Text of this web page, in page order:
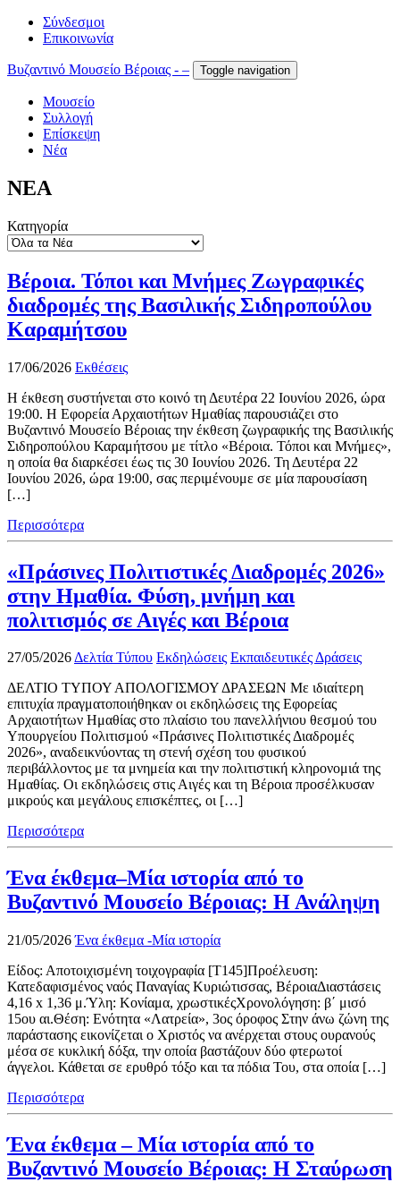
Σύνδεσμοι
Επικοινωνία
Βυζαντινό Μουσείο Βέροιας - – Toggle navigation
Μουσείο
Συλλογή
Επίσκεψη
Νέα
ΝΕΑ
Κατηγορία
Βέροια. Τόποι και Μνήμες Ζωγραφικές
διαδρομές της Βασιλικής Σιδηροπούλου
Καραμήτσου
17/06/2026 Εκθέσεις
Η έκθεση συστήνεται στο κοινό τη Δευτέρα 22 Ιουνίου 2026, ώρα
19:00. Η Εφορεία Αρχαιοτήτων Ημαθίας παρουσιάζει στο
Βυζαντινό Μουσείο Βέροιας την έκθεση ζωγραφικής της Βασιλικής
Σιδηροπούλου Καραμήτσου με τίτλο «Βέροια. Τόποι και Μνήμες»,
η οποία θα διαρκέσει έως τις 30 Ιουνίου 2026. Τη Δευτέρα 22
Ιουνίου 2026, ώρα 19:00, σας περιμένουμε σε μία παρουσίαση
[…]
Περισσότερα
«Πράσινες Πολιτιστικές Διαδρομές 2026»
στην Ημαθία. Φύση, μνήμη και
πολιτισμός σε Αιγές και Βέροια
27/05/2026Δελτία Τύπου Εκδηλώσεις Εκπαιδευτικές Δράσεις
ΔΕΛΤΙΟ ΤΥΠΟΥ ΑΠΟΛΟΓΙΣΜΟΥ ΔΡΑΣΕΩΝ Με ιδιαίτερη
επιτυχία πραγματοποιήθηκαν οι εκδηλώσεις της Εφορείας
Αρχαιοτήτων Ημαθίας στο πλαίσιο του πανελλήνιου θεσμού του
Υπουργείου Πολιτισμού «Πράσινες Πολιτιστικές Διαδρομές
2026», αναδεικνύοντας τη στενή σχέση του φυσικού
περιβάλλοντος με τα μνημεία και την πολιτιστική κληρονομιά της
Ημαθίας. Οι εκδηλώσεις στις Αιγές και τη Βέροια προσέλκυσαν
μικρούς και μεγάλους επισκέπτες, οι […]
Περισσότερα
Ένα έκθεμα–Μία ιστορία από το
Βυζαντινό Μουσείο Βέροιας: Η Ανάληψη
21/05/2026 Ένα έκθεμα -Μία ιστορία
Είδος: Αποτοιχισμένη τοιχογραφία [Τ145]Προέλευση:
Κατεδαφισμένος ναός Παναγίας Κυριώτισσας, ΒέροιαΔιαστάσεις
4,16 x 1,36 μ.Ύλη: Κονίαμα, χρωστικέςΧρονολόγηση: β΄ μισό
15ου αι.Θέση: Ενότητα «Λατρεία», 3ος όροφος Στην άνω ζώνη της
παράστασης εικονίζεται ο Χριστός να ανέρχεται στους ουρανούς
μέσα σε κυκλική δόξα, την οποία βαστάζουν δύο φτερωτοί
άγγελοι. Κάθεται σε ερυθρό τόξο και τα πόδια Του, στα οποία […]
Περισσότερα
Ένα έκθεμα – Μία ιστορία από το
Βυζαντινό Μουσείο Βέροιας: Η Σταύρωση